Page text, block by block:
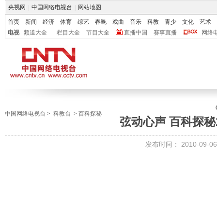
央视网 中国网络电视台 网站地图
首页 新闻 经济 体育 综艺 春晚 戏曲 音乐 科教 青少 文化
艺术
电视
频道大全 栏目大全 节目大全 直播中国 赛事直播 网络
中国网络电视台 > 科教台 > 百科探秘
弦动心声 百科探秘
发布时间： 2010-09-